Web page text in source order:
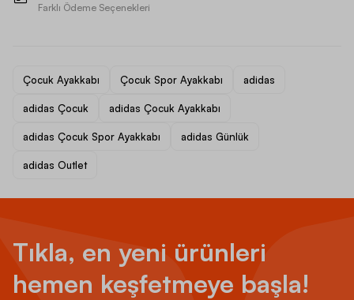
Farklı Ödeme Seçenekleri
Çocuk Ayakkabı Çocuk Spor Ayakkabı adidas
adidas Çocuk adidas Çocuk Ayakkabı
adidas Çocuk Spor Ayakkabı adidas Günlük
adidas Outlet
Tıkla, en yeni ürünleri
hemen keşfetmeye başla!